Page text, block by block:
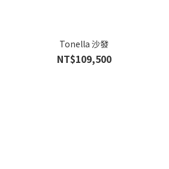
Tonella 沙發
NT$109,500